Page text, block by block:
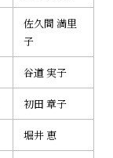
佐久間 満里
子
谷道 実子
初田 章子
堀井 恵